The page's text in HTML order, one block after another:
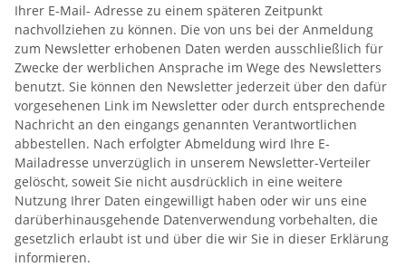
Ihrer E-Mail- Adresse zu einem späteren Zeitpunkt
nachvollziehen zu können. Die von uns bei der Anmeldung
zum Newsletter erhobenen Daten werden ausschließlich für
Zwecke der werblichen Ansprache im Wege des Newsletters
benutzt. Sie können den Newsletter jederzeit über den dafür
vorgesehenen Link im Newsletter oder durch entsprechende
Nachricht an den eingangs genannten Verantwortlichen
abbestellen. Nach erfolgter Abmeldung wird Ihre E-
Mailadresse unverzüglich in unserem Newsletter-Verteiler
gelöscht, soweit Sie nicht ausdrücklich in eine weitere
Nutzung Ihrer Daten eingewilligt haben oder wir uns eine
darüberhinausgehende Datenverwendung vorbehalten, die
gesetzlich erlaubt ist und über die wir Sie in dieser Erklärung
informieren.